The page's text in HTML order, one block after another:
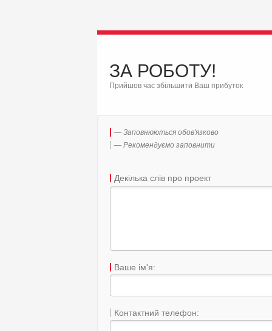
ЗА РОБОТУ!
Прийшов час збільшити Ваш прибуток
— Заповнюються обов'язково
— Рекомендуємо заповнити
Декілька слів про проект
Ваше ім'я:
Контактний телефон: